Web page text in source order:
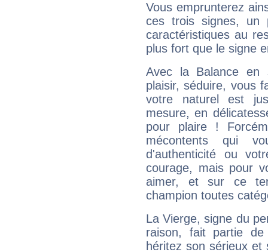
Vous emprunterez
ces trois signes, un
caractéristiques au
plus fort que le signe
Avec la Balance en
plaisir, séduire, vous
votre naturel est
mesure, en
pour plaire !
mécontents qui
d'authenticité ou
courage, mais pour
aimer, et sur ce
champion toutes
La Vierge, signe du
raison, fait partie
héritez son sérieux